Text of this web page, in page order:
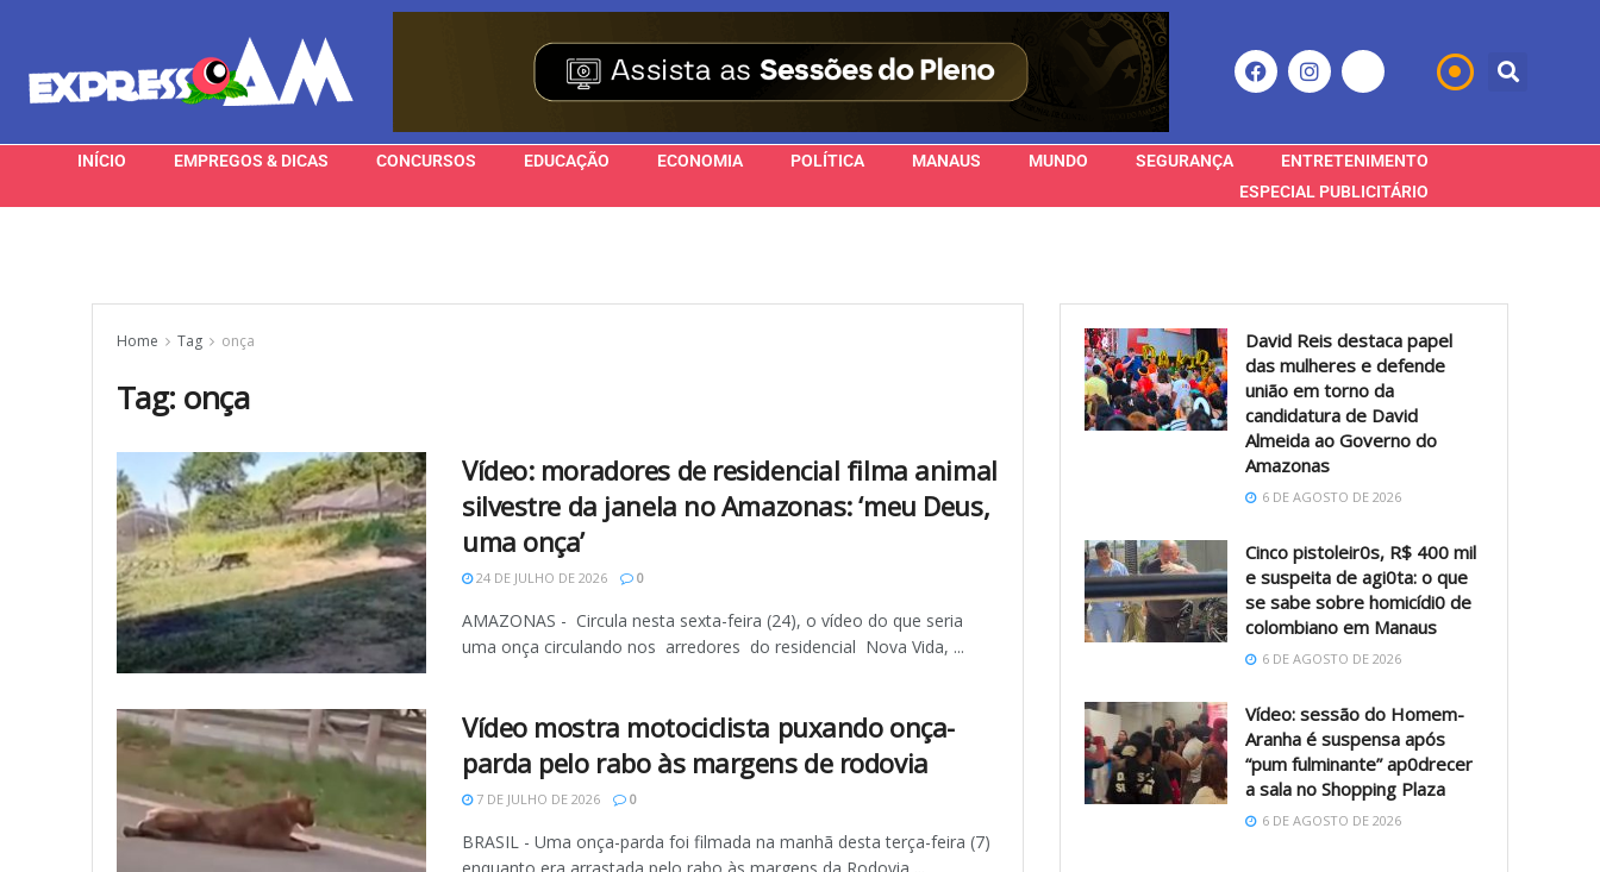
INÍCIO EMPREGOS & DICAS CONCURSOS EDUCAÇÃO ECONOMIA POLÍTICA MANAUS MUNDO SEGURANÇA
ENTRETENIMENTO
ESPECIAL PUBLICITÁRIO
Home Tag onça
Tag: onça
Vídeo: moradores de residencial filma animal
silvestre da janela no Amazonas: ‘meu Deus,
uma onça’
24 DE JULHO DE 2026 0
AMAZONAS - Circula nesta sexta-feira (24), o vídeo do que seria
uma onça circulando nos arredores do residencial Nova Vida, ...
Vídeo mostra motociclista puxando onça-
parda pelo rabo às margens de rodovia
7 DE JULHO DE 2026 0
BRASIL - Uma onça-parda foi filmada na manhã desta terça-feira (7)
David Reis destaca papel
das mulheres e defende
união em torno da
candidatura de David
Almeida ao Governo do
Amazonas
6 DE AGOSTO DE 2026
Cinco pistoleir0s, R$ 400 mil
e suspeita de agi0ta: o que
se sabe sobre homicídi0 de
colombiano em Manaus
6 DE AGOSTO DE 2026
Vídeo: sessão do Homem-
Aranha é suspensa após
“pum fulminante” ap0drecer
a sala no Shopping Plaza
6 DE AGOSTO DE 2026